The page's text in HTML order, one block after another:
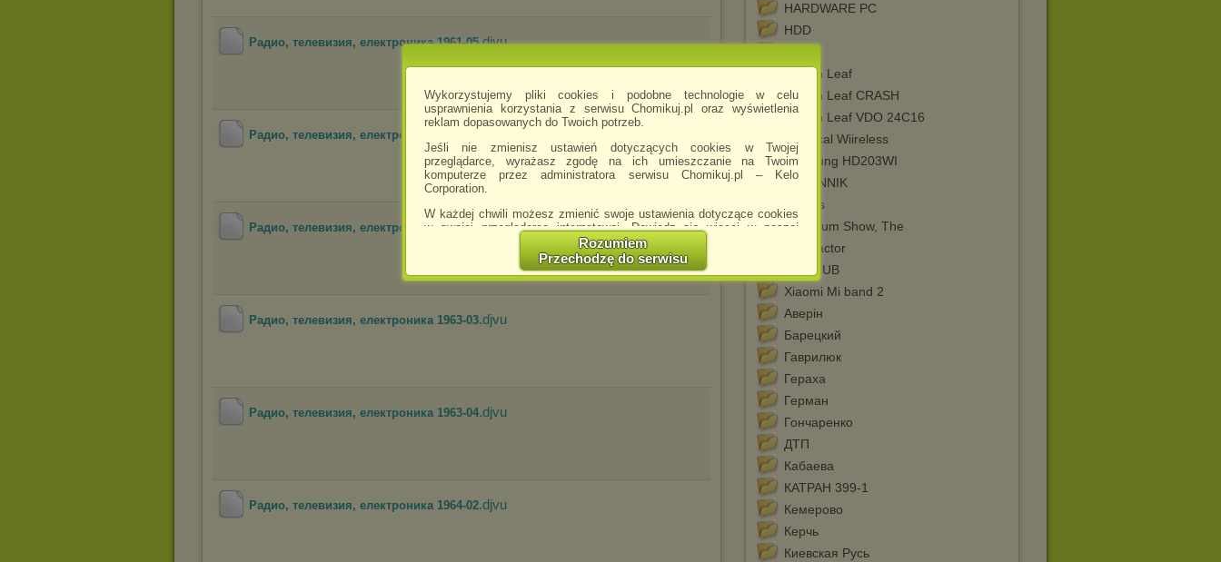
Wykorzystujemy pliki cookies i podobne technologie w celu
usprawnienia korzystania z serwisu Chomikuj.pl oraz wyświetlenia
reklam dopasowanych do Twoich potrzeb.
Jeśli nie zmienisz ustawień dotyczących cookies w Twojej
przeglądarce, wyrażasz zgodę na ich umieszczanie na Twoim
komputerze przez administratora serwisu Chomikuj.pl – Kelo
Corporation.
W każdej chwili możesz zmienić swoje ustawienia dotyczące cookies
w swojej przeglądarce internetowej. Dowiedz się więcej w naszej
http://chomikuj.pl/PolitykaPrywatnosci.aspx
Jednocześnie informujemy że zmiana ustawień przeglądarki może
spowodować ograniczenie korzystania ze strony Chomikuj.pl.
W przypadku braku twojej zgody na akceptację cookies niestety
prosimy o opuszczenie serwisu chomikuj.pl.
Zaufanych Partnerów
(dostosowanie reklam do Twoich potrzeb, analiza skuteczności działań
Wyrażenie sprzeciwu spowoduje, że wyświetlana Ci reklama nie
będzie dopasowana do Twoich preferencji, a będzie to reklama
Istnieje możliwość zmiany ustawień przeglądarki internetowej w
sposób uniemożliwiający przechowywanie plików cookies na
urządzeniu końcowym. Można również usunąć pliki cookies,
dokonując odpowiednich zmian w ustawieniach przeglądarki
internetowej.
Pełną informację na ten temat znajdziesz pod adresem
Rozumiem
Przechodzę do serwisu
HARDWARE PC
HDD
Nissan Leaf
Nissan Leaf CRASH
Nissan Leaf VDO 24C16
Practical Wiireless
Samsung HD203WI
SKRYNNIK
SMBus
Spectrum Show, The
Transactor
USB HUB
Xiaomi Mi band 2
Аверін
Барецкий
Гаврилюк
Гераха
Герман
Гончаренко
ДТП
Кабаева
КАТРАН 399-1
Кемерово
Керчь
Киевская Русь
Радио, телевизия, електроника 1961-05.djvu
Радио, телевизия, електроника 1963-01
Радио, телевизия, електроника 1963-02 .djvu
Радио, телевизия, електроника 1963-03.djvu
Радио, телевизия, електроника 1963-04.djvu
Радио, телевизия, електроника 1964-02.djvu